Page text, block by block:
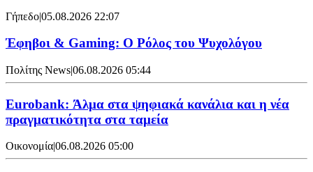
Γήπεδο|05.08.2026 22:07
Έφηβοι & Gaming: Ο Ρόλος του Ψυχολόγου
Πολίτης News|06.08.2026 05:44
Eurobank: Άλμα στα ψηφιακά κανάλια και η νέα
πραγματικότητα στα ταμεία
Οικονομία|06.08.2026 05:00